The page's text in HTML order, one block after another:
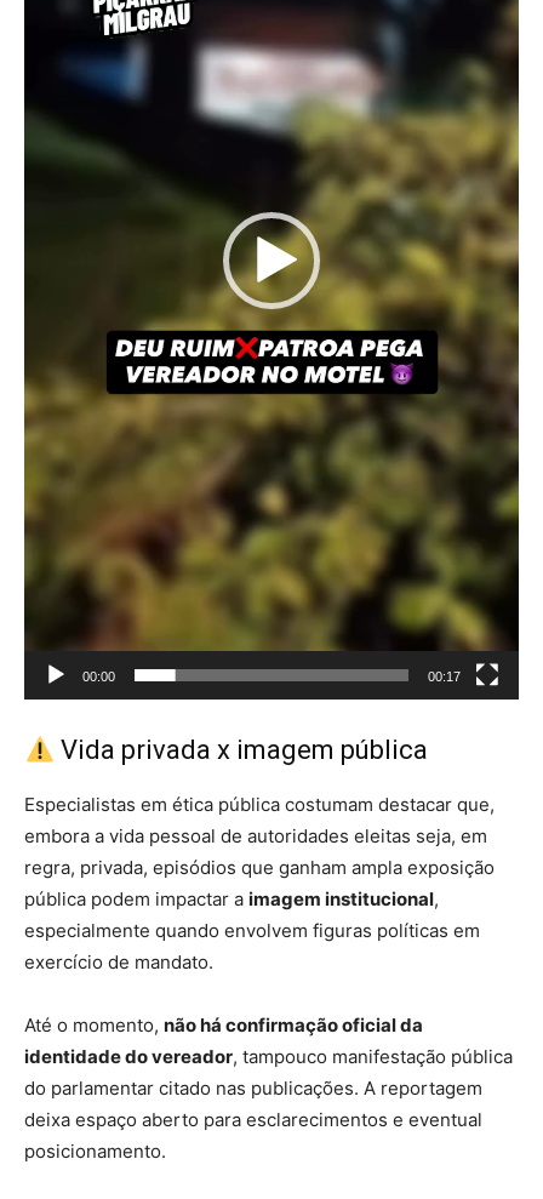
00:00 00:17
Vida privada x imagem pública
Especialistas em ética pública costumam destacar que,
embora a vida pessoal de autoridades eleitas seja, em
regra, privada, episódios que ganham ampla exposição
pública podem impactar a imagem institucional,
especialmente quando envolvem figuras políticas em
exercício de mandato.
Até o momento, não há confirmação oficial da
identidade do vereador, tampouco manifestação pública
do parlamentar citado nas publicações. A reportagem
deixa espaço aberto para esclarecimentos e eventual
posicionamento.